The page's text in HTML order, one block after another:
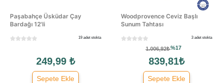
Paşabahçe Üsküdar Çay
Bardağı 12'li
19 adet stokta
249,99 ₺
Sepete Ekle
Woodprovence Ceviz Başlı
Sunum Tahtası
3 adet stokta
1.006,92₺%17
839,81₺
Sepete Ekle